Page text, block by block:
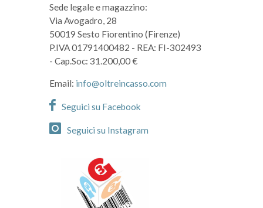
Sede legale e magazzino:
Via Avogadro, 28
50019 Sesto Fiorentino (Firenze)
P.IVA 01791400482 - REA: FI-302493
- Cap.Soc: 31.200,00 €
Email: info@oltreincasso.com
Seguici su Facebook
Seguici su Instagram